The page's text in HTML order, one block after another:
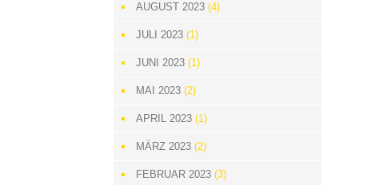
AUGUST 2023(4)
JULI 2023(1)
JUNI 2023(1)
MAI 2023(2)
APRIL 2023(1)
MÄRZ 2023(2)
FEBRUAR 2023(3)